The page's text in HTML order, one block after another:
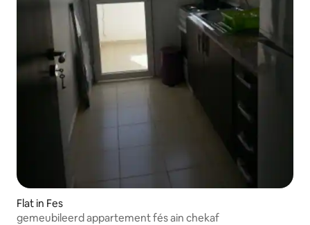
Flat in Fes
gemeubileerd appartement fés ain chekaf